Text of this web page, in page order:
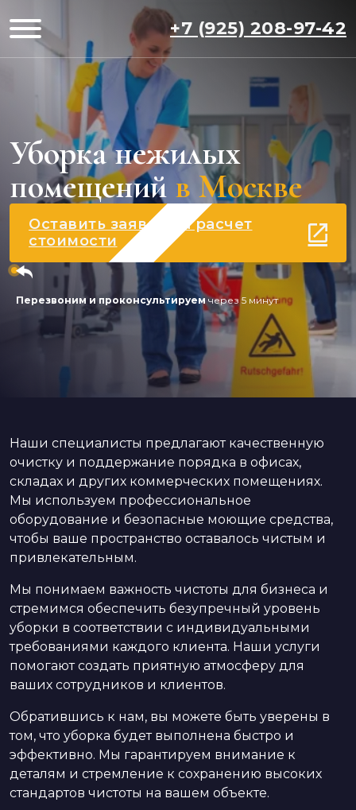
+7 (925) 208-97-42
Уборка нежилых
помещений в Москве
Оставить заявку на расчет
стоимости
Перезвоним и проконсультируемчерез 5 минут
Наши специалисты предлагают качественную
очистку и поддержание порядка в офисах,
складах и других коммерческих помещениях.
Мы используем профессиональное
оборудование и безопасные моющие средства,
чтобы ваше пространство оставалось чистым и
привлекательным.
Мы понимаем важность чистоты для бизнеса и
стремимся обеспечить безупречный уровень
уборки в соответствии с индивидуальными
требованиями каждого клиента. Наши услуги
помогают создать приятную атмосферу для
ваших сотрудников и клиентов.
Обратившись к нам, вы можете быть уверены в
том, что уборка будет выполнена быстро и
эффективно. Мы гарантируем внимание к
деталям и стремление к сохранению высоких
стандартов чистоты на вашем объекте.